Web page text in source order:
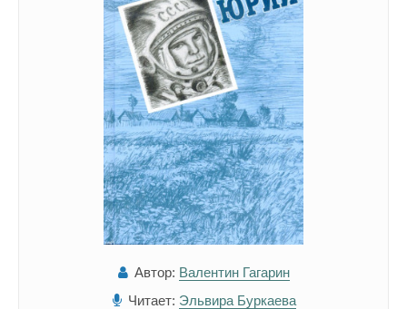
Автор: Валентин Гагарин
Читает: Эльвира Буркаева